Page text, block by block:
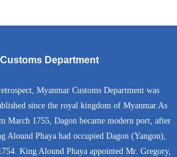
Department
Myanmar Customs Department was
since the royal kingdom of Myanmar.As
March 1755, Dagon became modern port, after
Alound Phaya had occupied Dagon (Yangon),
King Alound Phaya appointed Mr. Gregory,